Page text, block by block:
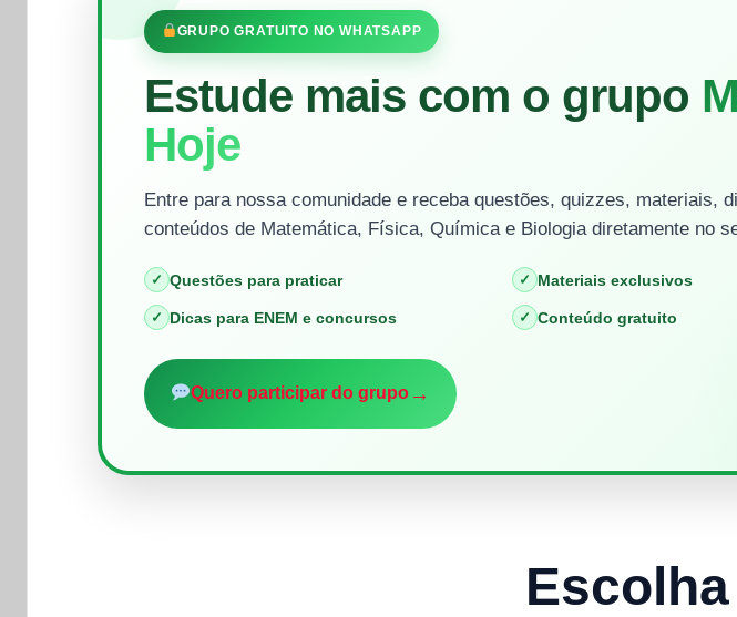
GRUPO GRATUITO NO WHATSAPP
Estude mais com o grupo
Hoje
Entre para nossa comunidade e receba questões, quizzes, materiais,
conteúdos de Matemática, Física, Química e Biologia diretamente no
✓ Questões para praticar ✓ Materiais exclusivos
✓ Dicas para ENEM e concursos ✓ Conteúdo gratuito
Quero participar do grupo→